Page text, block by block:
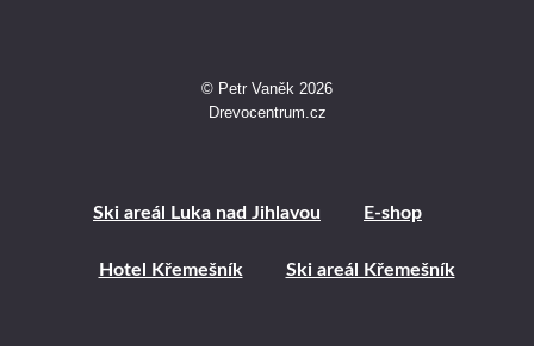
© Petr Vaněk 2026
Drevocentrum.cz
Ski areál Luka nad Jihlavou E-shop
Hotel Křemešník Ski areál Křemešník